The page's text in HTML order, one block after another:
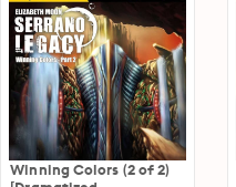
Winning Colors (2 of 2)